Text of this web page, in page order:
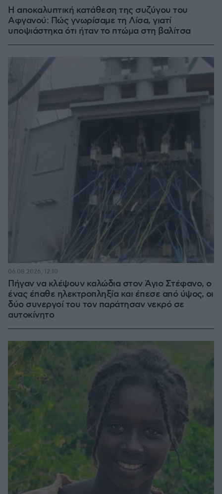
Η αποκαλυπτική κατάθεση της συζύγου του
Αφγανού: Πώς γνωρίσαμε τη Λίσα, γιατί
υποψιάστηκα ότι ήταν το πτώμα στη βαλίτσα
Πήγαν να κλέψουν καλώδια στον Άγιο Στέφανο, ο
ένας έπαθε ηλεκτροπληξία και έπεσε από ύψος, οι
δύο συνεργοί του τον παράτησαν νεκρό σε
αυτοκίνητο
06.08.2026, 12:10